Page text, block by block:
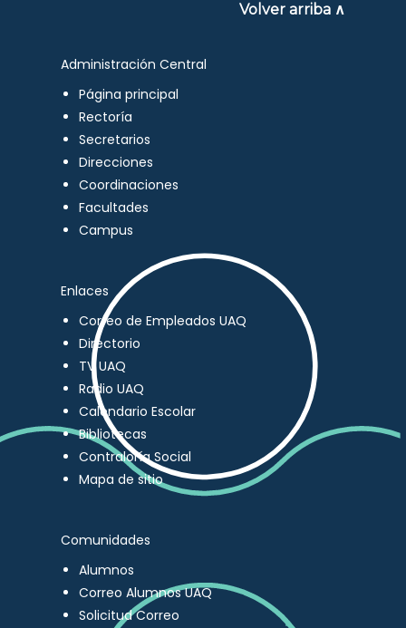
Volver arriba ∧
Administración Central
Página principal
Rectoría
Secretarios
Direcciones
Coordinaciones
Facultades
Campus
Enlaces
Correo de Empleados UAQ
Directorio
TV UAQ
Radio UAQ
Calendario Escolar
Bibliotecas
Contraloría Social
Mapa de sitio
Comunidades
Alumnos
Correo Alumnos UAQ
Solicitud Correo